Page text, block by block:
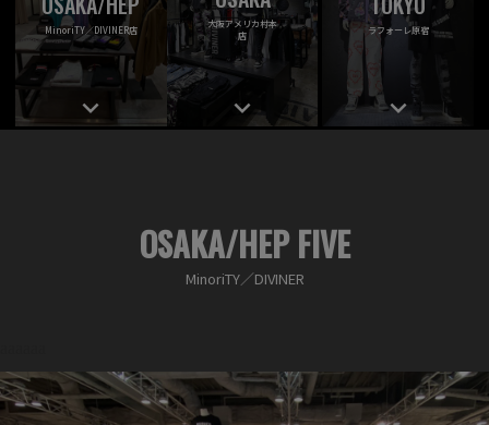
MinoriTY／DIVINER店
keyboard_arrow_down
大阪アメリカ村本
店
keyboard_arrow_down
ラフォーレ原宿
keyboard_arrow_down
OSAKA/HEP FIVE
MinoriTY／DIVINER